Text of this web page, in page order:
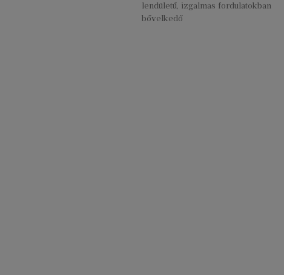
lendületű, izgalmas fordulatokban
bővelkedő